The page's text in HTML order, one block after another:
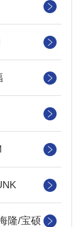
隆/宝硕